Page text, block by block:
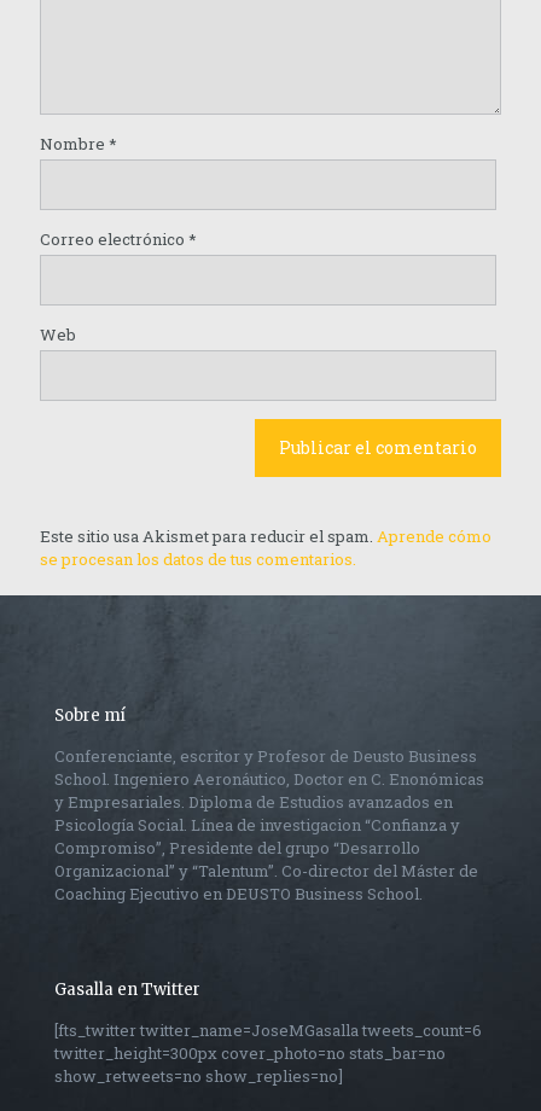
Nombre *
Correo electrónico *
Web
Este sitio usa Akismet para reducir el spam. Aprende cómo
se procesan los datos de tus comentarios.
Sobre mí
Conferenciante, escritor y Profesor de Deusto Business
School. Ingeniero Aeronáutico, Doctor en C. Enonómicas
y Empresariales. Diploma de Estudios avanzados en
Psicología Social. Línea de investigacion “Confianza y
Compromiso”, Presidente del grupo “Desarrollo
Organizacional” y “Talentum”. Co-director del Máster de
Coaching Ejecutivo en DEUSTO Business School.
Gasalla en Twitter
[fts_twitter twitter_name=JoseMGasalla tweets_count=6
twitter_height=300px cover_photo=no stats_bar=no
show_retweets=no show_replies=no]